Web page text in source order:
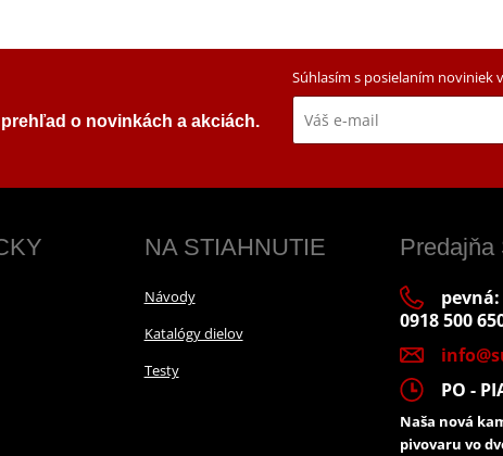
o novinkách a akciách.
Súhlasím s posielaním noviniek
NA STIAHNUTIE
Návody
Katalógy dielov
Testy
Predajňa
pevná:
0918 500
PO -
Naša nová
pivovaru vo